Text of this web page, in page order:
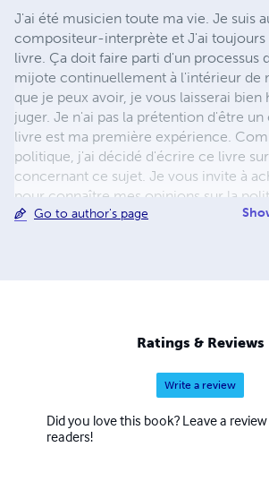
J'ai été musicien toute ma vie. Je suis
compositeur-interprète et J'ai toujours
livre. Ça doit faire parti d'un processus
mijote continuellement à l'intérieur de
que je peux avoir, je vous laisserai
juger. Je n'ai pas la prétention d'être
livre est ma première expérience.
politique, j'ai décidé d'écrire ce livre
concernant ce sujet. Je vous invite à
pour connaître mes opinions sur la
Venez me voir sur facebook. Je gère
Go to author's page
Ratings & Reviews
Write a review
Did you love this book? Leave a
readers!